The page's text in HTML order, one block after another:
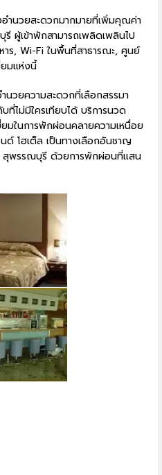
ำนวยสะดวกมากมายที่เพิ่มคุณค่า
ผู้เข้าพักสามารถเพลิดเพลินไป
ร, Wi-Fi ในพื้นที่สาธารณะ, ศูนย์
มแห่งนี้
วยความสะดวกที่เลือกสรรมา
ที่ไม่มีใครเทียบได้ บริการนวด
มในการพักผ่อนคลายความเหนื่อย
ด์ โฮเต็ล เป็นทางเลือกอันชาญ
สุพรรณบุรี ด้วยการพักผ่อนที่แสน